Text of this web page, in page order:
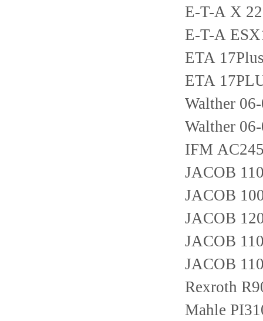
E-T-A X
E-T-A
ETA
ETA
Walther
Walther
IFM
JACOB
JACOB
JACOB
JACOB
JACOB
Rexroth
Mahle